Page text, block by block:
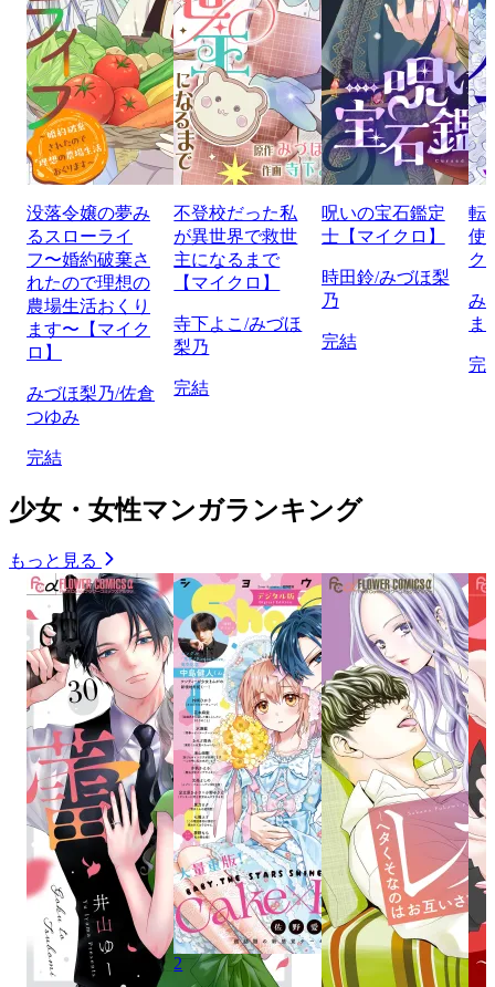
没落令嬢の夢み
るスローライ
フ〜婚約破棄さ
れたので理想の
農場生活おくり
ます〜【マイク
ロ】
みづほ梨乃/佐倉
つゆみ
完結
不登校だった私
が異世界で救世
主になるまで
【マイクロ】
寺下よこ/みづほ
梨乃
完結
呪いの宝石鑑定
士【マイクロ】
時田鈴/みづほ梨
乃
完結
転
使
ク
み
ま
完
少女・女性マンガランキング
もっと見る
2